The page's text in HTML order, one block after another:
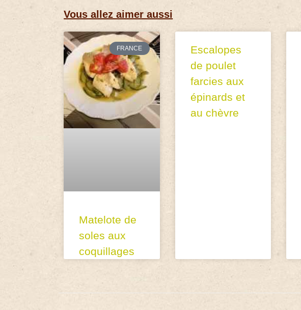
Vous allez aimer aussi
FRANCE
Matelote de
soles aux
coquillages
Escalopes
de poulet
farcies aux
épinards et
au chèvre